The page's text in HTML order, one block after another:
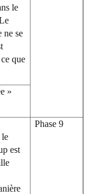
le
ne se
que
»
le
est
Phase 9